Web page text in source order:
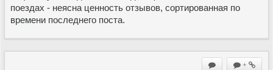
поездах - неясна ценность отзывов, сортированная по
времени последнего поста.
+